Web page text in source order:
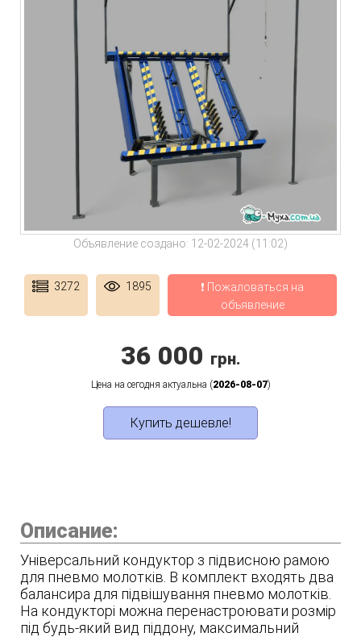
Объявление создано: 12-02-2024 (11:02)
3272 1895
❗ Пожаловаться на
объявление
36 000 грн.
Цена на сегодня актуальна (2026-08-07)
Купить дешевле!
Описание:
Універсальний кондуктор з підвисною рамою
для пневмо молотків. В комплект входять два
балансира для підвішування пневмо молотків.
На кондукторі можна перенастроювати розмір
під будь-який вид піддону, максимальний